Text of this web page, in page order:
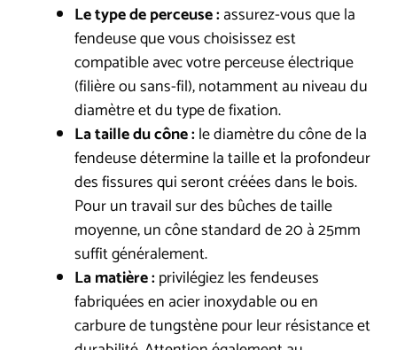
Le type de perceuse :assurez-vous que la
fendeuse que vous choisissez est
compatible avec votre perceuse électrique
(filière ou sans-fil), notamment au niveau du
diamètre et du type de fixation.
La taille du cône :le diamètre du cône de la
fendeuse détermine la taille et la profondeur
des fissures qui seront créées dans le bois.
Pour un travail sur des bûches de taille
moyenne, un cône standard de 20 à 25mm
suffit généralement.
La matière :privilégiez les fendeuses
fabriquées en acier inoxydable ou en
carbure de tungstène pour leur résistance et